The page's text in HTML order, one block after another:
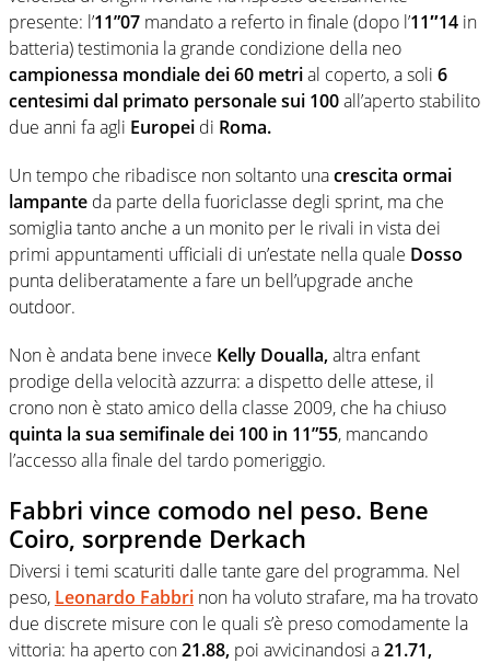
presente: l’11”07 mandato a referto in finale (dopo l’11″14 in
batteria) testimonia la grande condizione della neo
campionessa mondiale dei 60 metrial coperto, a soli 6
centesimi dal primato personale sui 100all’aperto stabilito
due anni fa agli Europei di Roma.
Un tempo che ribadisce non soltanto unacrescita ormai
lampante da parte della fuoriclasse degli sprint, ma che
somiglia tanto anche a un monito per le rivali in vista dei
primi appuntamenti ufficiali di un’estate nella quale Dosso
punta deliberatamente a fare un bell’upgrade anche
outdoor.
Non è andata bene invece Kelly Doualla,altra enfant
prodige della velocità azzurra: a dispetto delle attese, il
crono non è stato amico della classe 2009, che ha chiuso
quinta la sua semifinale dei 100 in 11”55, mancando
l’accesso alla finale del tardo pomeriggio.
Fabbri vince comodo nel peso. Bene
Coiro, sorprende Derkach
Diversi i temi scaturiti dalle tante gare del programma. Nel
peso, Leonardo Fabbri non ha voluto strafare, ma ha trovato
due discrete misure con le quali s’è preso comodamente la
vittoria: ha aperto con21.88, poi avvicinandosi a21.71,